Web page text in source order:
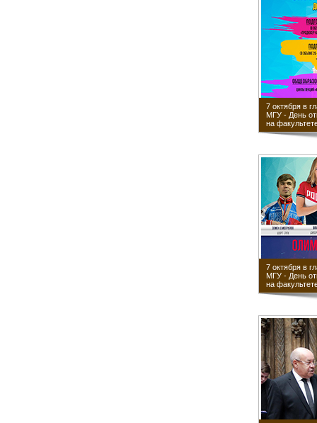
7 октября в
МГУ - День
на
7 октября в
МГУ - День
на